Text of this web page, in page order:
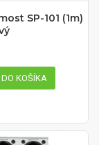
SP-101 (1m)
DO KOŠÍKA